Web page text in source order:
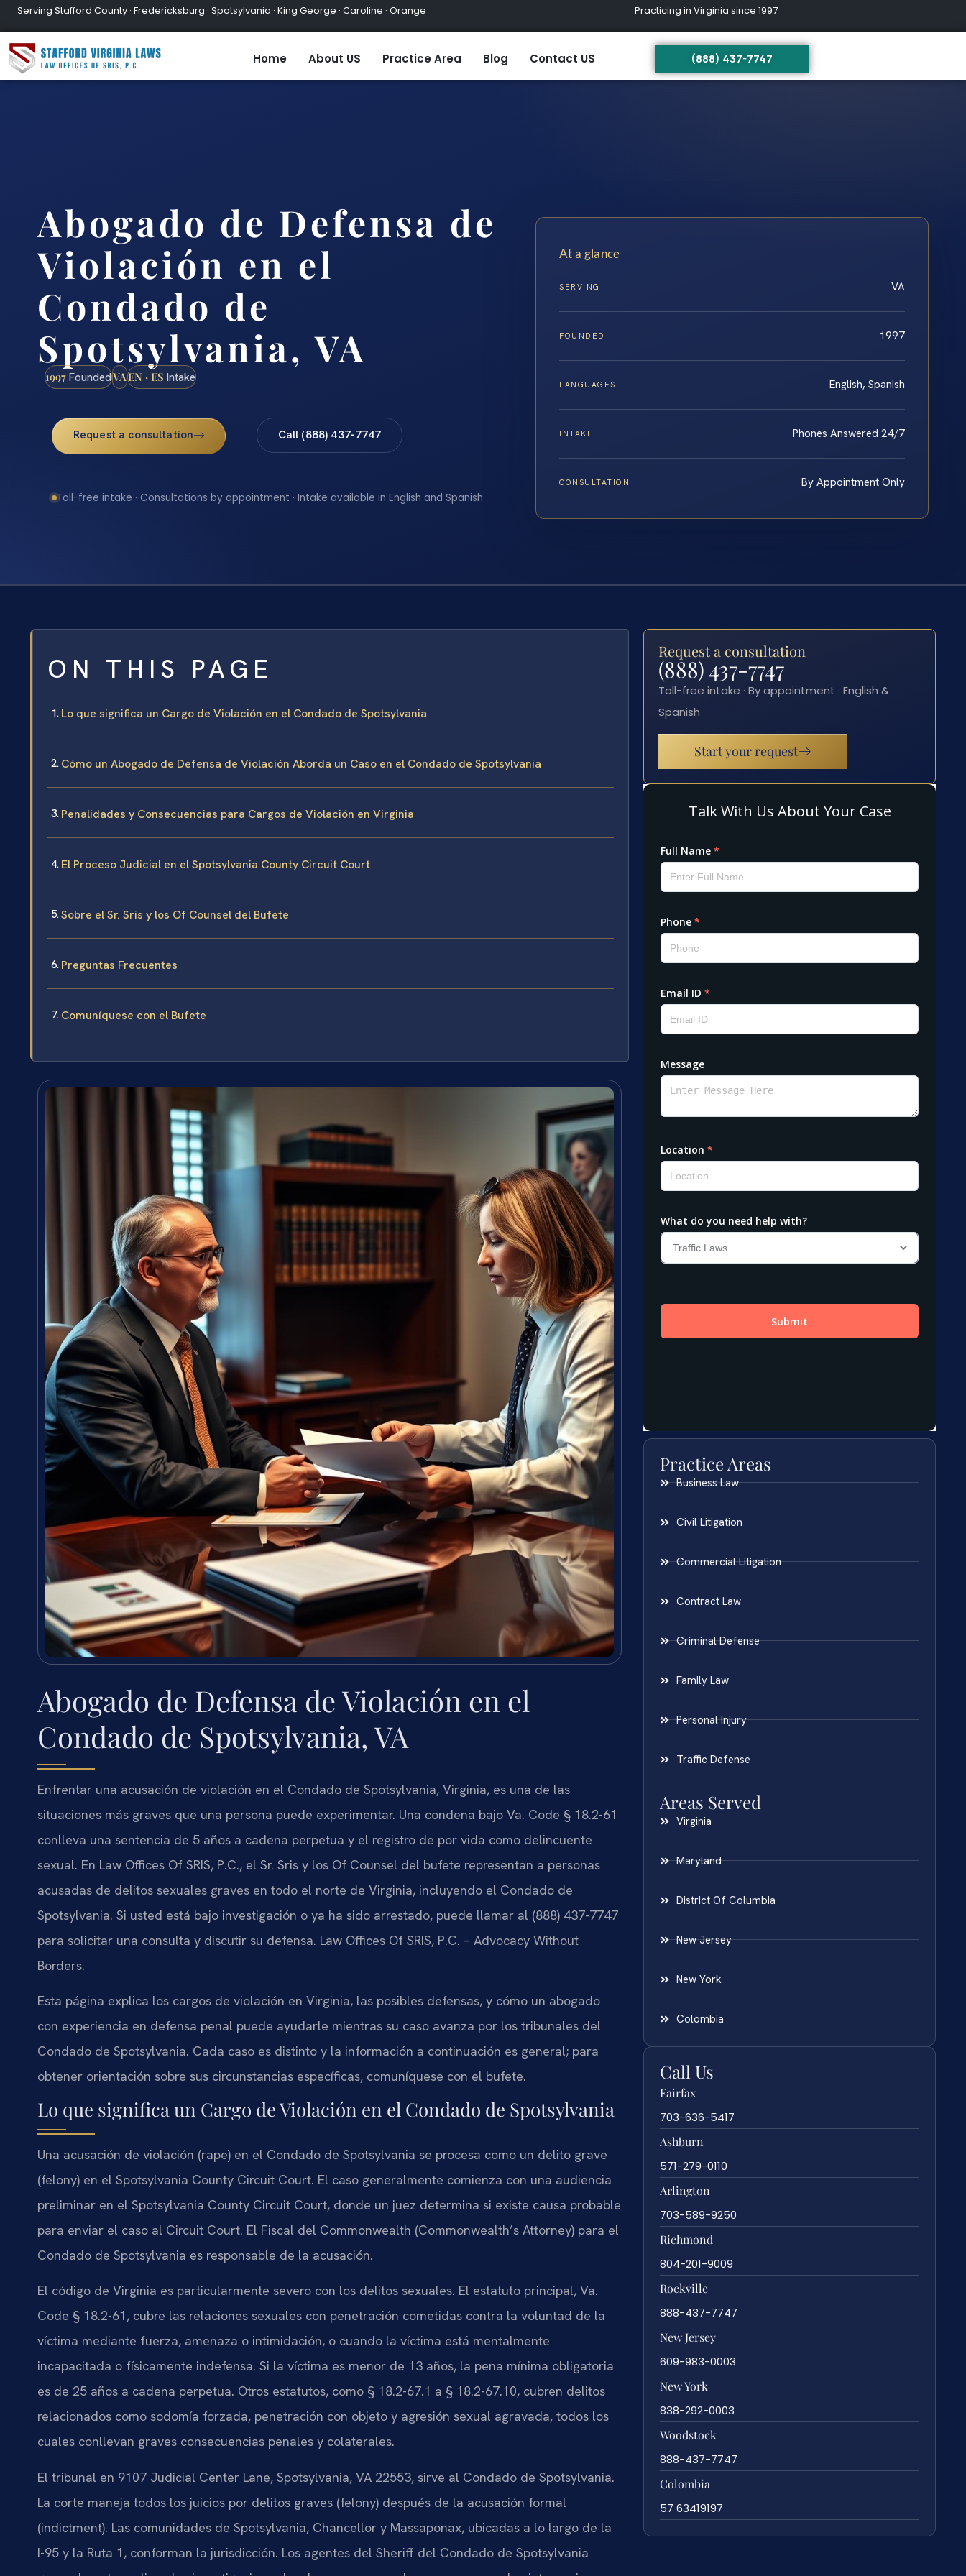
Serving Stafford County · Fredericksburg · Spotsylvania · King George · Caroline · Orange Practicing in Virginia since 1997
Home About US Practice Area Blog Contact US (888) 437-7747
Abogado de Defensa de
Violación en el
Condado de
Spotsylvania, VA
1997 FoundedVAEN · ES Intake
Request a consultation Call (888) 437-7747
Toll-free intake · Consultations by appointment · Intake available in English and Spanish
At a glance
SERVING VA
FOUNDED 1997
LANGUAGES English, Spanish
INTAKE Phones Answered 24/7
CONSULTATION By Appointment Only
ON THIS PAGE
Lo que significa un Cargo de Violación en el Condado de Spotsylvania
Cómo un Abogado de Defensa de Violación Aborda un Caso en el Condado de Spotsylvania
Penalidades y Consecuencias para Cargos de Violación en Virginia
El Proceso Judicial en el Spotsylvania County Circuit Court
Sobre el Sr. Sris y los Of Counsel del Bufete
Preguntas Frecuentes
Comuníquese con el Bufete
Abogado de Defensa de Violación en el
Condado de Spotsylvania, VA
Enfrentar una acusación de violación en el Condado de Spotsylvania, Virginia, es una de las
situaciones más graves que una persona puede experimentar. Una condena bajo Va. Code § 18.2-61
conlleva una sentencia de 5 años a cadena perpetua y el registro de por vida como delincuente
sexual. En Law Offices Of SRIS, P.C., el Sr. Sris y los Of Counsel del bufete representan a personas
acusadas de delitos sexuales graves en todo el norte de Virginia, incluyendo el Condado de
Spotsylvania. Si usted está bajo investigación o ya ha sido arrestado, puede llamar al (888) 437-7747
para solicitar una consulta y discutir su defensa. Law Offices Of SRIS, P.C. – Advocacy Without
Borders.
Esta página explica los cargos de violación en Virginia, las posibles defensas, y cómo un abogado
con experiencia en defensa penal puede ayudarle mientras su caso avanza por los tribunales del
Condado de Spotsylvania. Cada caso es distinto y la información a continuación es general; para
obtener orientación sobre sus circunstancias específicas, comuníquese con el bufete.
Lo que significa un Cargo de Violación en el Condado de Spotsylvania
Una acusación de violación (rape) en el Condado de Spotsylvania se procesa como un delito grave
(felony) en el Spotsylvania County Circuit Court. El caso generalmente comienza con una audiencia
preliminar en el Spotsylvania County Circuit Court, donde un juez determina si existe causa probable
para enviar el caso al Circuit Court. El Fiscal del Commonwealth (Commonwealth’s Attorney) para el
Condado de Spotsylvania es responsable de la acusación.
El código de Virginia es particularmente severo con los delitos sexuales. El estatuto principal, Va.
Code § 18.2-61, cubre las relaciones sexuales con penetración cometidas contra la voluntad de la
víctima mediante fuerza, amenaza o intimidación, o cuando la víctima está mentalmente
incapacitada o físicamente indefensa. Si la víctima es menor de 13 años, la pena mínima obligatoria
es de 25 años a cadena perpetua. Otros estatutos, como § 18.2-67.1 a § 18.2-67.10, cubren delitos
relacionados como sodomía forzada, penetración con objeto y agresión sexual agravada, todos los
cuales conllevan graves consecuencias penales y colaterales.
El tribunal en 9107 Judicial Center Lane, Spotsylvania, VA 22553, sirve al Condado de Spotsylvania.
La corte maneja todos los juicios por delitos graves (felony) después de la acusación formal
(indictment). Las comunidades de Spotsylvania, Chancellor y Massaponax, ubicadas a lo largo de la
I-95 y la Ruta 1, conforman la jurisdicción. Los agentes del Sheriff del Condado de Spotsylvania
Request a consultation
(888) 437-7747
Toll-free intake · By appointment · English &
Spanish
Start your request
Practice Areas
Business Law
Civil Litigation
Commercial Litigation
Contract Law
Criminal Defense
Family Law
Personal Injury
Traffic Defense
Areas Served
Virginia
Maryland
District Of Columbia
New Jersey
New York
Colombia
Call Us
Fairfax
703-636-5417
Ashburn
571-279-0110
Arlington
703-589-9250
Richmond
804-201-9009
Rockville
888-437-7747
New Jersey
609-983-0003
New York
838-292-0003
Woodstock
888-437-7747
Colombia
57 63419197